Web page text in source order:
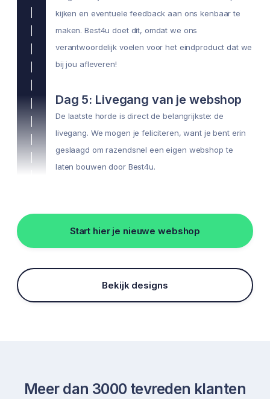
kijken en eventuele feedback aan ons kenbaar te
maken. Best4u doet dit, omdat we ons
verantwoordelijk voelen voor het eindproduct dat we
bij jou afleveren!
Dag 5: Livegang van je webshop
De laatste horde is direct de belangrijkste: de
livegang. We mogen je feliciteren, want je bent erin
geslaagd om razendsnel een eigen webshop te
laten bouwen door Best4u.
Start hier je nieuwe webshop
Bekijk designs
Meer dan 3000 tevreden klanten